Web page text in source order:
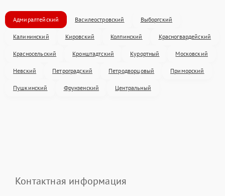
Адмиралтейский Василеостровский Выборгский
Калининский Кировский Колпинский Красногвардейский
Красносельский Кронштадтский Курортный Московский
Невский Петроградский Петродворцовый Приморский
Пушкинский Фрунзенский Центральный
Контактная информация